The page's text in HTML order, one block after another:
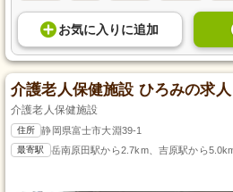
お気に入り に追加
介護老人保健施設 ひろみの求人
介護老人保健施設
住所 静岡県富士市大淵39-1
最寄駅 岳南原田駅から2.7km、吉原駅から